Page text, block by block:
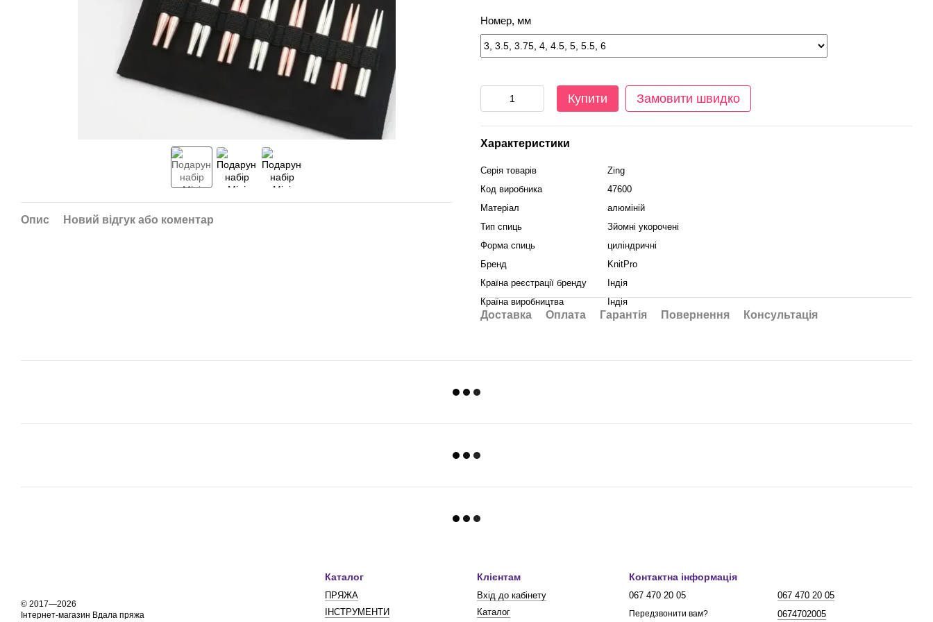
Опис Новий відгук або коментар
Номер, мм
Купити Замовити швидко
Характеристики
Серія товарів
Zing
Код виробника
47600
Матеріал
алюміній
Тип спиць
Зйомні укорочені
Форма спиць
циліндричні
Бренд
KnitPro
Країна реєстрації бренду
Індія
Країна виробництва
Індія
Доставка Оплата Гарантія Повернення Консультація
© 2017—2026
Інтернет-магазин Вдала пряжа
Каталог
ПРЯЖА
ІНСТРУМЕНТИ
Клієнтам
Вхід до кабінету
Каталог
Контактна інформація
067 470 20 05
Передзвонити вам?
067 470 20 05
0674702005